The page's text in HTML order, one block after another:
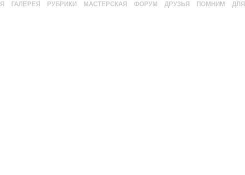
ГАЛЕРЕЯ РУБРИКИ МАСТЕРСКАЯ ФОРУМ ДРУЗЬЯ ПОМНИМ